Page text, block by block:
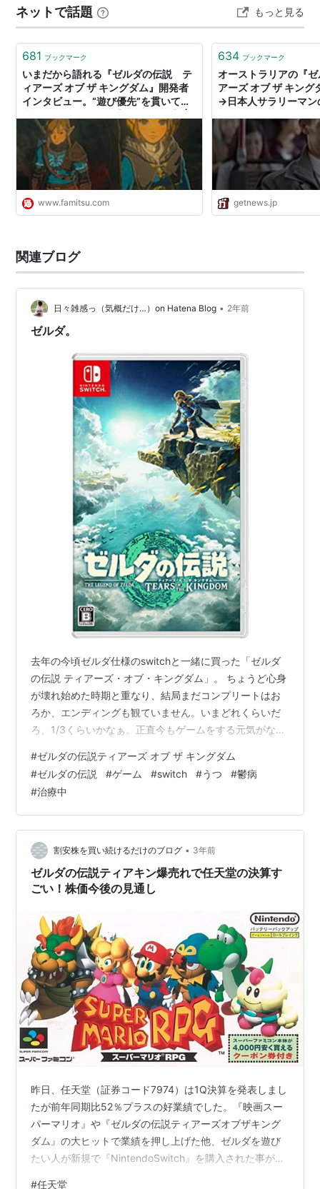
ネットで話題 もっと見る
681 ブックマーク
いまだから語れる『ゼルダの伝説 テ
ィアーズ オブ ザ キングダム』開発者
インタビュー。“遊び優先”を貫いて完
ゲーム・エンタメ最新情報のファミ
通.com
www.famitsu.com
634 ブックマーク
オーストラリアの『
アーズ オブ ザ キン
→日本人サラリーマ
ガジェット通信
getnews.jp
関連ブログ
日々雑感っ（気概だけ…）on Hatena Blog • 2年前
ゼルダ。
去年の今頃ゼルダ仕様のswitchと一緒に買った「ゼルダ
の伝説 ティアーズ・オブ・キングダム」。 ちょうど心身
が壊れ始めた時期と重なり、結局まだコンプリートはお
ろか、エンディングも観ていません。いまどれくらいだ
ろ、1/3くらいかなぁ。正直今もゲームをする元気がな
なってきた。大体週１冊＝月3-4冊のペース。月６-7冊ペ
ースになってひと山越える感じです。ポジティブな感
情、やる気スイッチはまだ行方不明です。生きることで
精いっぱい。会社に行けているのはいい兆候です。何と
かこれ以上落ちないよう気を付けてまいります。大丈
夫、リンクは逃げない。ゼルダ姫は待っ…
#ゼルダの伝説ティアーズ オブ ザ キングダム
#ゼルダの伝説 #ゲーム #switch #うつ #鬱病
#治療中
割安株を買い続けるだけのブログ • 3年前
ゼルダの伝説ティアキン爆売れで任天堂の決算す
ごい！株価今後の見通し
昨日、任天堂（証券コード7974）は1Q決算を発表しまし
たが前年同期比52％プラスの好業績でした。『映画スー
パーマリオ』や『ゼルダの伝説ティアーズオブザキング
ダム』の大ヒットで業績を押し上げた他、ゼルダを遊び
たい人が新規で『NintendoSwitch』を購入された事が要
#任天堂